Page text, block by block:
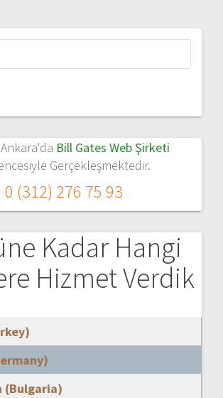
Bill Gates Web Şirketi
Gerçekleşmektedir.
0 (312) 276 75 93
Kadar Hangi
Hizmet Verdik
(Bulgaria)